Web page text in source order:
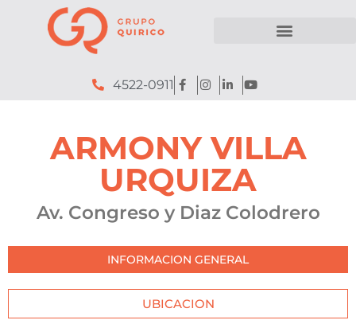
4522-0911
ARMONY VILLA
URQUIZA
Av. Congreso y Diaz Colodrero
INFORMACION GENERAL
UBICACION